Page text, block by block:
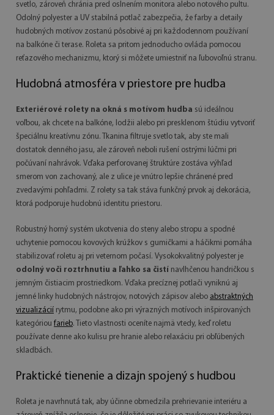
svetlo, zároveň chránia pred oslnením monitora alebo notového pultu.
Odolný polyester a UV stabilná potlač zabezpečia, že farby a detaily
hudobných motívov zostanú pôsobivé aj pri každodennom používaní
na balkóne či terase. Roleta sa pritom jednoducho ovláda pomocou
reťazového mechanizmu, ktorý si môžete umiestniť na ľubovoľnú stranu.
Hudobná atmosféra v priestore pre hudba
Exteriérové rolety na okná s motívom hudba sú ideálnou
voľbou, ak chcete na balkóne, lodžii alebo pri presklenom štúdiu vytvoriť
špeciálnu kreatívnu zónu. Tkanina filtruje svetlo tak, aby ste mali
dostatok denného jasu, ale zároveň neboli rušení ostrými lúčmi pri
počúvaní nahrávok. Vďaka perforovanej štruktúre zostáva výhľad
smerom von zachovaný, ale z ulice je vnútro lepšie chránené pred
zvedavými pohľadmi. Z rolety sa tak stáva funkčný prvok aj dekorácia,
ktorá podporuje hudobnú identitu priestoru.
Robustný horný systém ukotvenia do steny alebo stropu a spodné
uchytenie pomocou kovových krúžkov s gumičkami a háčikmi pomáha
stabilizovať roletu aj pri veternom počasí. Vysokokvalitný polyester je
odolný voči roztrhnutiu a ľahko sa čistí navlhčenou handričkou s
jemným čistiacim prostriedkom. Vďaka precíznej potlači vyniknú aj
jemné linky hudobných nástrojov, notových zápisov alebo abstraktných
vizualizácií rytmu, podobne ako pri výrazných motívoch inšpirovaných
kategóriou farieb. Tieto vlastnosti oceníte najmä vtedy, keď roletu
používate denne ako kulisu pre hranie alebo relaxáciu pri obľúbených
skladbách.
Praktické tienenie a dizajn spojený s hudbou
Roleta je navrhnutá tak, aby účinne obmedzila prehrievanie interiéru a